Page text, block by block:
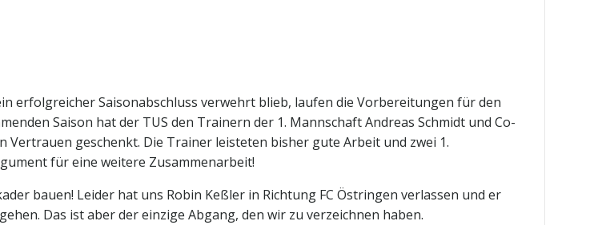
erfolgreicher Saisonabschluss verwehrt blieb, laufen die Vorbereitungen für den
Saison hat der TUS den Trainern der 1. Mannschaft Andreas Schmidt und Co-
geschenkt. Die Trainer leisteten bisher gute Arbeit und zwei 1.
für eine weitere Zusammenarbeit!
bauen! Leider hat uns Robin Keßler in Richtung FC Östringen verlassen und er
Das ist aber der einzige Abgang, den wir zu verzeichnen haben.